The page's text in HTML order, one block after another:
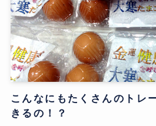
こんなにもたくさんのトレ
きるの！？